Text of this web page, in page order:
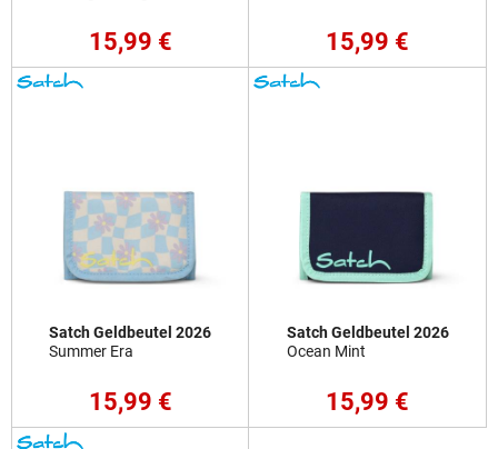
15,99 € 15,99 €
Satch Geldbeutel 2026
Summer Era
15,99 €
Satch Geldbeutel 2026
Ocean Mint
15,99 €